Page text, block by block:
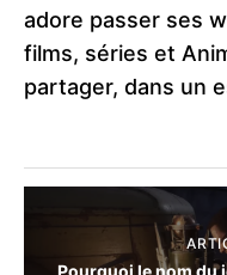
adore passer ses
films, séries et
partager, dans un
Pourquoi le nom du